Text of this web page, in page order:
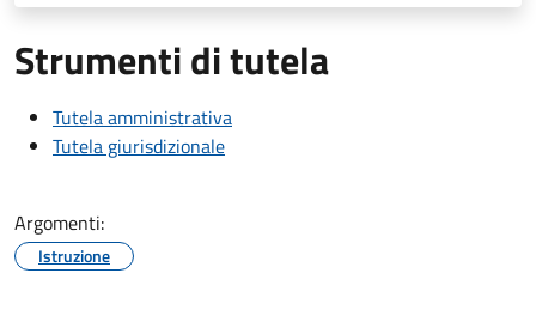
Strumenti di tutela
Tutela amministrativa
Tutela giurisdizionale
Argomenti:
Istruzione